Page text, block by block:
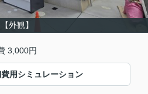
【外観】
3,000円
用シミュレーション